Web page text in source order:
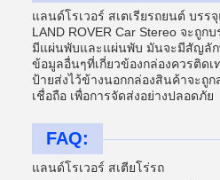
แลนด์โรเวอร์ สเตเรียรถยนต์ บรร
LAND ROVER Car Stereo จะถูก
มีแผ่นพับและแผ่นพับ มันจะมีสัญลั
ข้อมูลอื่นๆที่เกี่ยวข้องกล่องควรติด
ป้ายส่งไว้ข้างนอกกล่องสินค้าจะถู
เชื่อถือ เพื่อการจัดส่งอย่างปลอดภัย
FAQ:
แลนด์โรเวอร์ สเตียโร่รถ